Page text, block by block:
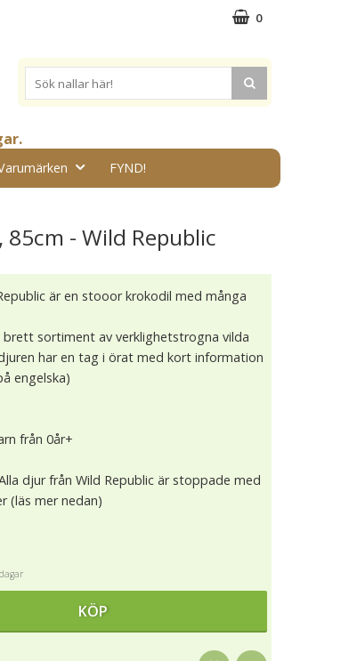
0
FYND!
85cm - Wild Republic
är en stooor krokodil med många
sortiment av verklighetstrogna vilda
har en tag i örat med kort information
engelska)
från 0år+
djur från Wild Republic är stoppade med
(läs mer nedan)
KÖP